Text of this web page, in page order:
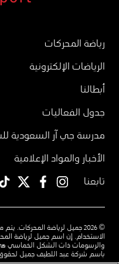
رياضة المحركات
الرياضات الإلكترونية
أبطالنا
جدول الفعاليات
مدرسة جي آر السعودية
الأخبار والمواد الإعلامية
تابعنا
instagram
facebook
twitter
© 2026 جميل لرياضة
الاستخدام. إن اسم جميل لرياضة
والرسومات ذات الشكل الخماسي
باسم شركة عبد اللطيف جميل لحقوق